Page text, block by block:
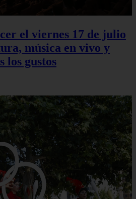
el viernes 17 de julio
música en vivo y
los gustos